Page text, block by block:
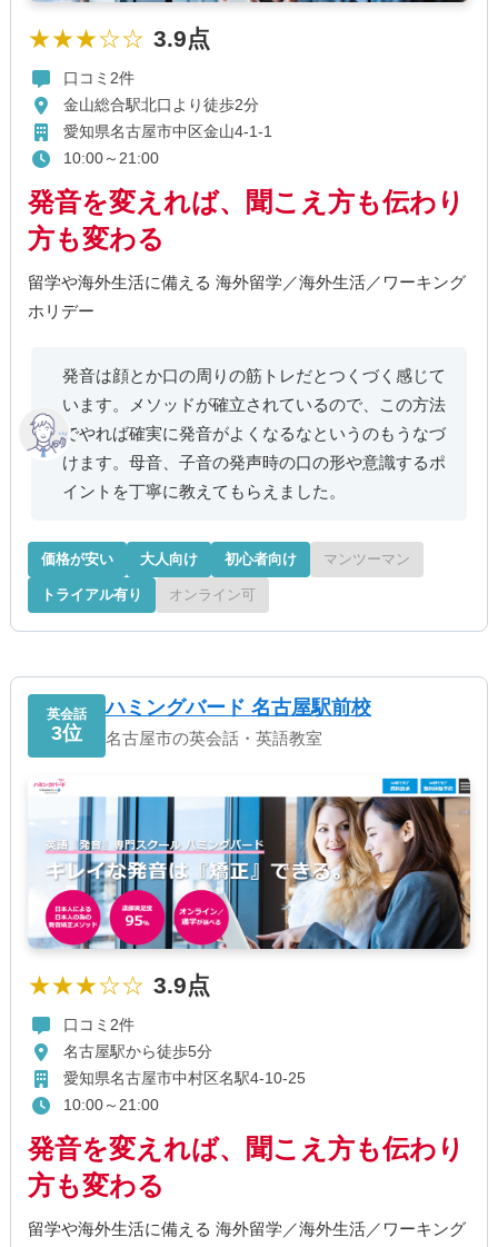
★★★☆☆ 3.9点
口コミ2件
金山総合駅北口より徒歩2分
愛知県名古屋市中区金山4-1-1
10:00～21:00
発音を変えれば、聞こえ方も伝わり
方も変わる
留学や海外生活に備える 海外留学／海外生活／ワーキング
ホリデー
発音は顔とか口の周りの筋トレだとつくづく感じて
います。メソッドが確立されているので、この方法
でやれば確実に発音がよくなるなというのもうなづ
けます。母音、子音の発声時の口の形や意識するポ
イントを丁寧に教えてもらえました。
価格が安い 大人向け 初心者向け マンツーマン
トライアル有り オンライン可
英会話
3位
ハミングバード 名古屋駅前校
名古屋市の英会話・英語教室
★★★☆☆ 3.9点
口コミ2件
名古屋駅から徒歩5分
愛知県名古屋市中村区名駅4-10-25
10:00～21:00
発音を変えれば、聞こえ方も伝わり
方も変わる
留学や海外生活に備える 海外留学／海外生活／ワーキング